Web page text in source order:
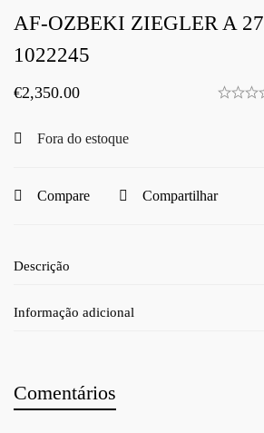
AF-OZBEKI ZIEGLER A
1022245
€2,350.00
Fora do estoque
Compare Compartilhar
Descrição
Informação adicional
Comentários